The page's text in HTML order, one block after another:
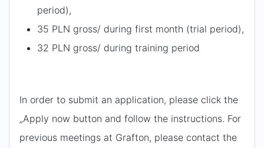
period),
35 PLN gross/ during first month (trial period),
32 PLN gross/ during training period
In order to submit an application, please click the
„Apply now button and follow the instructions. For
previous meetings at Grafton, please contact the